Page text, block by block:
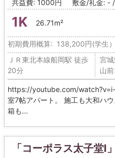
共益費: 1000円 敷金/礼金: -
1K 26.71m²
初期費用概算: 138,200円(学生
ＪＲ東北本線船岡駅 徒歩
20分
宮
山
https://youtube.com/
室7帖アパート。 施工も大和ハ
箱も...
「コーポラス太子堂